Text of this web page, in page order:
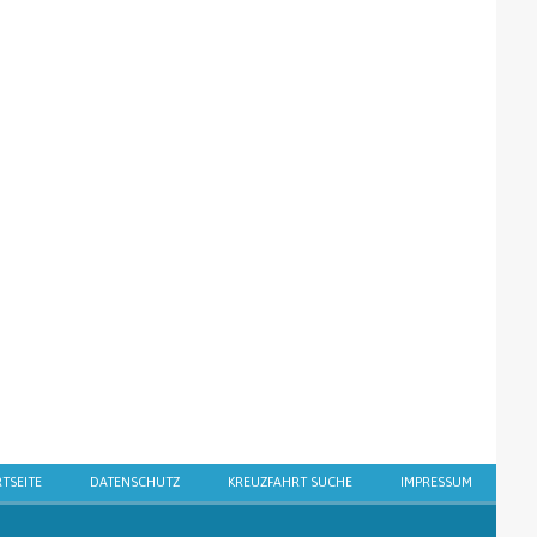
DATENSCHUTZ KREUZFAHRT SUCHE IMPRESSUM